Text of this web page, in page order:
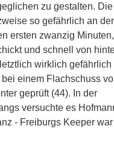
zu gestalten. Die
so gefährlich an
ersten zwanzig Minuten,
und schnell von
wirklich gefährlich
einem Flachschuss
geprüft (44). In der
versuchte es
- Freiburgs Keeper